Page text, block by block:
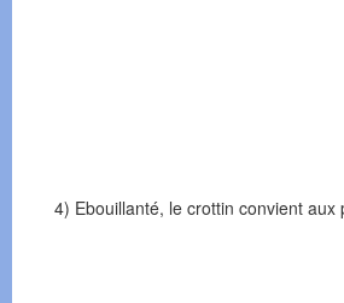
4) Ebouillanté, le crottin convient aux